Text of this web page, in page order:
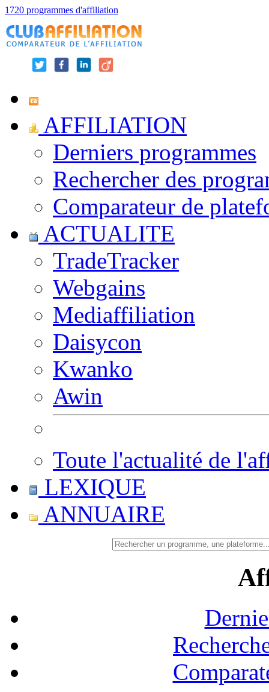
1720 programmes d'affiliation
AFFILIATION
Derniers programmes
Rechercher des
Comparateur de
ACTUALITE
TradeTracker
Webgains
Mediaffiliation
Daisycon
Kwanko
Awin
Toute l'actualité de
LEXIQUE
ANNUAIRE